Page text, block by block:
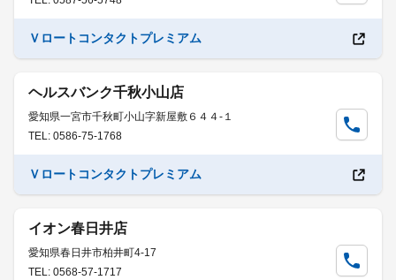
Ｖロートコンタクトプレミアム
ヘルスバンク千秋小山店
愛知県一宮市千秋町小山字新屋敷６４４-１
TEL: 0586-75-1768
Ｖロートコンタクトプレミアム
イオン春日井店
愛知県春日井市柏井町4-17
TEL: 0568-57-1717